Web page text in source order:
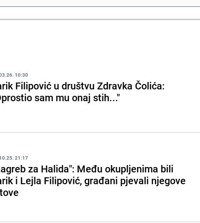
10:30
Filipović u društvu Zdravka Čolića:
sam mu onaj stih..."
21:17
za Halida": Među okupljenima bili
i Lejla Filipović, građani pjevali njegove